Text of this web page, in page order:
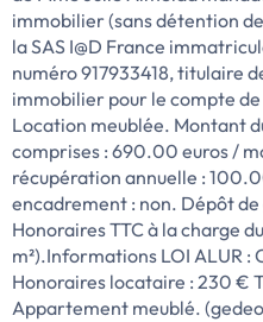
immobilier (sans détention
la SAS I@D France
numéro 917933418, titulaire
immobilier pour le compte de
Location meublée. Montant
comprises : 690.00 euros /
récupération annuelle :
encadrement : non. Dépôt
Honoraires TTC à la charge
m²).Informations LOI ALUR :
Honoraires locataire : 230 €
Appartement meublé.